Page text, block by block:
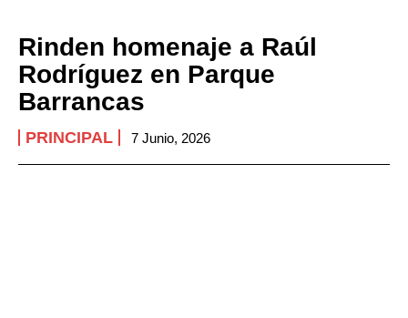
Rinden homenaje a Raúl
Rodríguez en Parque
Barrancas
PRINCIPAL 7 Junio, 2026